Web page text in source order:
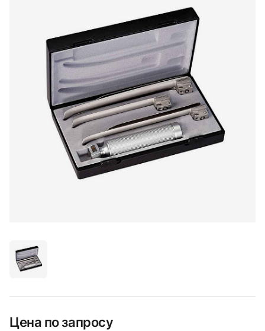
Цена по запросу